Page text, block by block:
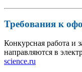
Требования к
Конкурсная работа и
направляются в
science.ru